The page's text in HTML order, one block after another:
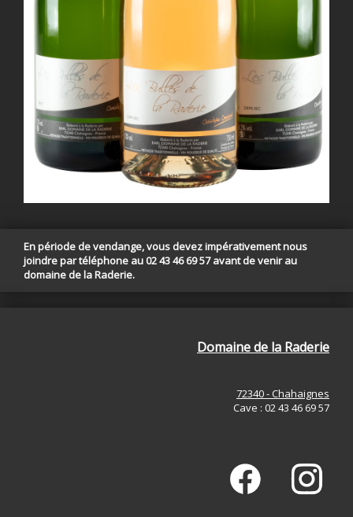
En période de vendange, vous devez impérativement nous
joindre par téléphone au 02 43 46 69 57 avant de venir au
domaine de la Raderie.
Domaine de la Raderie
72340 - Chahaignes
Cave : 02 43 46 69 57